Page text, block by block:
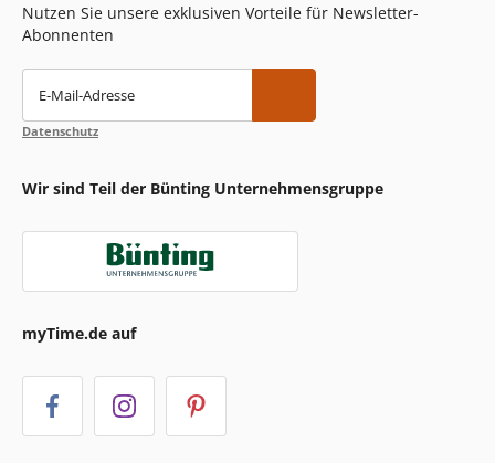
Nutzen Sie unsere exklusiven Vorteile für Newsletter-
Abonnenten
E-Mail-Adresse
Datenschutz
Wir sind Teil der Bünting Unternehmensgruppe
myTime.de auf